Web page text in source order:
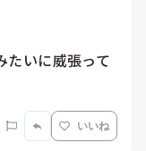
たいに威張って
いいね